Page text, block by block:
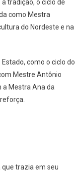
tradição, o ciclo de
como Mestra
do Nordeste e na
como o ciclo do
Mestre Antônio
a Mestra Ana da
trazia em seu